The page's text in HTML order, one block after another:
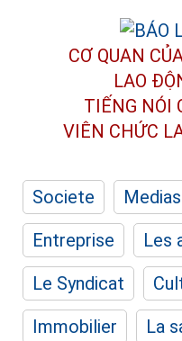
CƠ QUAN
LAO
TIẾNG NÓI
VIÊN CHỨC
Societe Medias
Entreprise
Les
Le Syndicat
Immobilier
La